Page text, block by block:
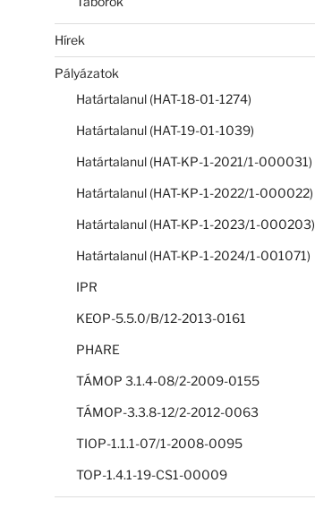
Hírek
Pályázatok
Határtalanul (HAT-18-01-1274)
Határtalanul (HAT-19-01-1039)
Határtalanul (HAT-KP-1-2021/1-000031)
Határtalanul (HAT-KP-1-2022/1-000022)
Határtalanul (HAT-KP-1-2023/1-000203)
Határtalanul (HAT-KP-1-2024/1-001071)
IPR
KEOP-5.5.0/B/12-2013-0161
PHARE
TÁMOP 3.1.4-08/2-2009-0155
TÁMOP-3.3.8-12/2-2012-0063
TIOP-1.1.1-07/1-2008-0095
TOP-1.4.1-19-CS1-00009